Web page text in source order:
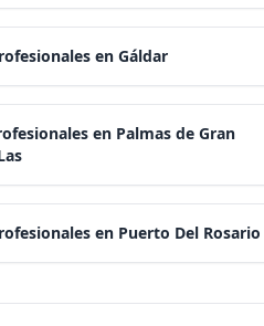
en Gáldar
en Palmas de Gran
en Puerto Del Rosario